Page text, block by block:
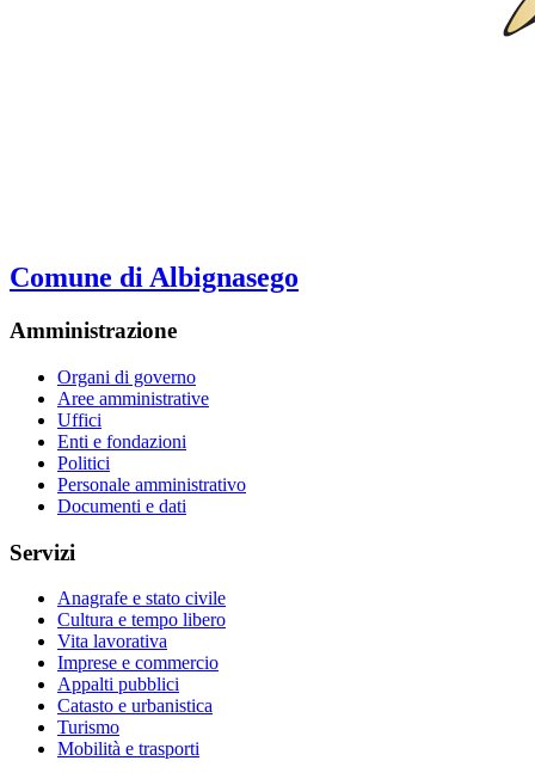
Comune di Albignasego
Amministrazione
Organi di governo
Aree amministrative
Uffici
Enti e fondazioni
Politici
Personale amministrativo
Documenti e dati
Servizi
Anagrafe e stato civile
Cultura e tempo libero
Vita lavorativa
Imprese e commercio
Appalti pubblici
Catasto e urbanistica
Turismo
Mobilità e trasporti